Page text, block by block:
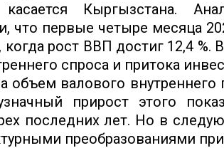
Кыргызстана.
что первые четыре месяца
рост ВВП достиг 12,4 %.
спроса и притока
объем валового внутреннего
прирост этого
последних лет. Но в
преобразованиями